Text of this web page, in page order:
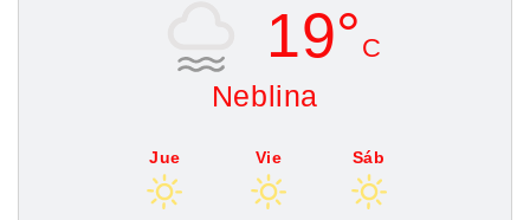
19° C
Neblina
Jue Vie Sáb